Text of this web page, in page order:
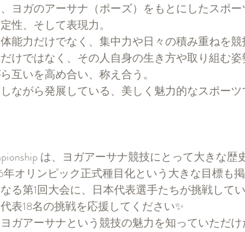
ヨガのアーサナ（ポーズ）をもとにしたスポー
性、そして表現力。
能力だけでなく、集中力や日々の積み重ねを競
けではなく、その人自身の生き方や取り組む
互いを高め合い、称え合う。
ながら発展している、美しく魅力的なスポーツ
は、ヨガアーサナ競技にとって大きな
オリンピック正式種目化という大きな目標も掲
る第1回大会に、日本代表選手たちが挑戦してい
表18名の挑戦を応援してください✨
ガアーサナという競技の魅力を知っていただけ